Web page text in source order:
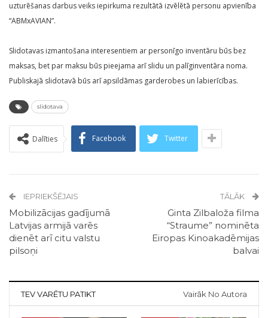
uzturēšanas darbus veiks iepirkuma rezultātā izvēlētā personu apvienība
“ABMxAVIAN”.
Slidotavas izmantošana interesentiem ar personīgo inventāru būs bez
maksas, bet par maksu būs pieejama arī slidu un palīginventāra noma.
Publiskajā slidotavā būs arī apsildāmas garderobes un labierīcības.
slidotava
Dalīties Facebook Twitter
IEPRIEKŠĒJAIS
Mobilizācijas gadījumā
Latvijas armijā varēs
dienēt arī citu valstu
pilsoņi
TĀLĀK
Ginta Zilbaloža filma
“Straume” nominēta
Eiropas Kinoakadēmijas
balvai
TEV VARĒTU PATIKT Vairāk No Autora